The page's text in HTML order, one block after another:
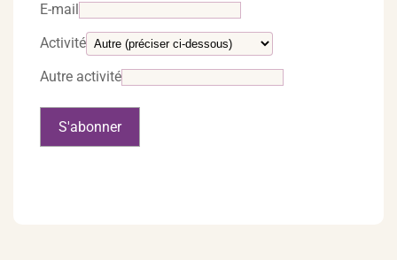
E-mail
Activité
Autre activité